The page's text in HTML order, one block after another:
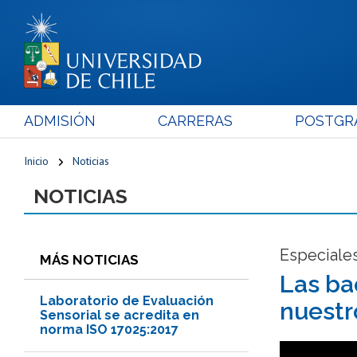
ADMISIÓN CARRERAS
Inicio Noticias
NOTICIAS
MÁS NOTICIAS
Laboratorio de Evaluación
Sensorial se acredita en
norma ISO 17025:2017
Las